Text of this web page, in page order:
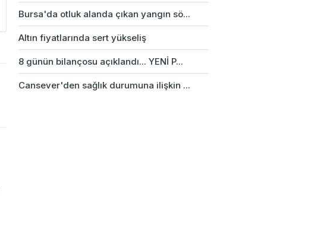
Bursa'da otluk alanda çıkan yangın sö...
Altın fiyatlarında sert yükseliş
8 günün bilançosu açıklandı... YENİ P...
Cansever'den sağlık durumuna ilişkin ...